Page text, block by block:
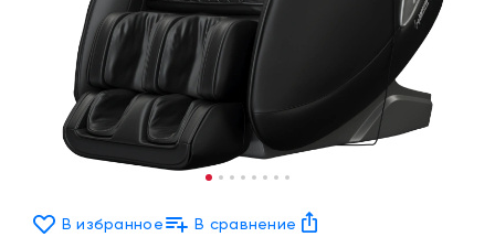
В избранное В сравнение